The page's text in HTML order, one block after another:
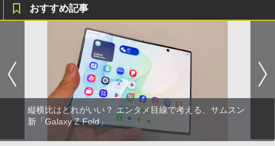
おすすめ記事
縦横比はどれがいい？ エンタメ目線で考える、サムスン
新「Galaxy Z Fold」